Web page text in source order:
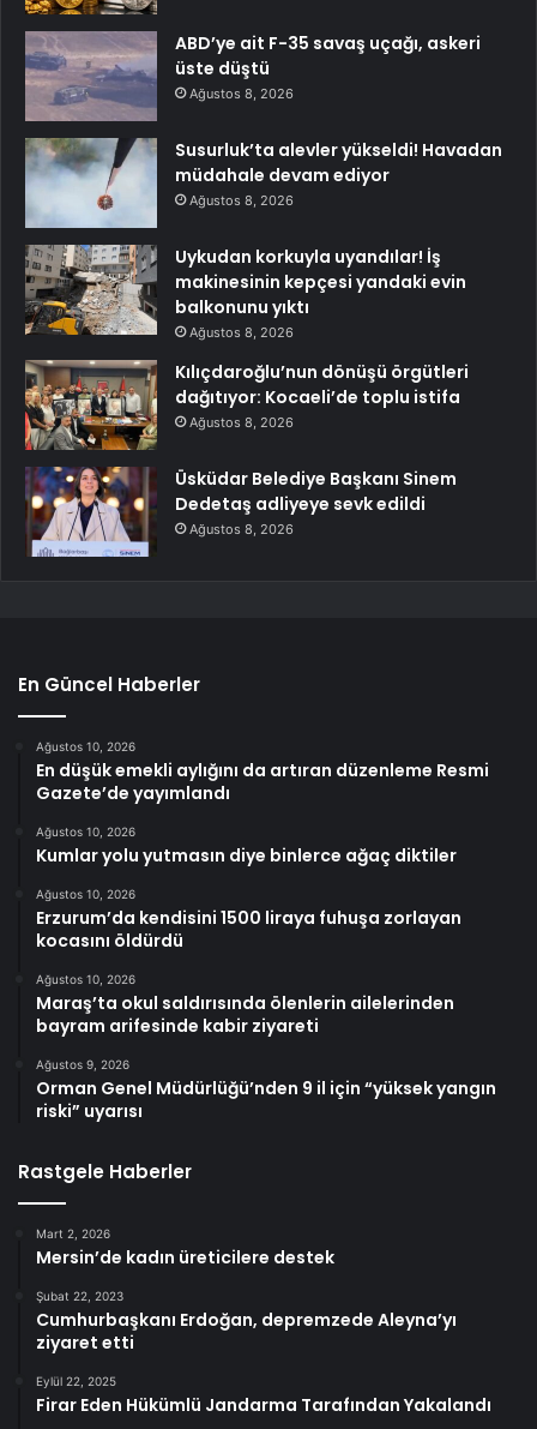
ABD’ye ait F-35 savaş uçağı, askeri
üste düştü
Ağustos 8, 2026
Susurluk’ta alevler yükseldi! Havadan
müdahale devam ediyor
Ağustos 8, 2026
Uykudan korkuyla uyandılar! İş
makinesinin kepçesi yandaki evin
balkonunu yıktı
Ağustos 8, 2026
Kılıçdaroğlu’nun dönüşü örgütleri
dağıtıyor: Kocaeli’de toplu istifa
Ağustos 8, 2026
Üsküdar Belediye Başkanı Sinem
Dedetaş adliyeye sevk edildi
Ağustos 8, 2026
En Güncel Haberler
Ağustos 10, 2026
En düşük emekli aylığını da artıran düzenleme Resmi
Gazete’de yayımlandı
Ağustos 10, 2026
Kumlar yolu yutmasın diye binlerce ağaç diktiler
Ağustos 10, 2026
Erzurum’da kendisini 1500 liraya fuhuşa zorlayan
kocasını öldürdü
Ağustos 10, 2026
Maraş’ta okul saldırısında ölenlerin ailelerinden
bayram arifesinde kabir ziyareti
Ağustos 9, 2026
Orman Genel Müdürlüğü’nden 9 il için “yüksek yangın
riski” uyarısı
Rastgele Haberler
Mart 2, 2026
Mersin’de kadın üreticilere destek
Şubat 22, 2023
Cumhurbaşkanı Erdoğan, depremzede Aleyna’yı
ziyaret etti
Eylül 22, 2025
Firar Eden Hükümlü Jandarma Tarafından Yakalandı